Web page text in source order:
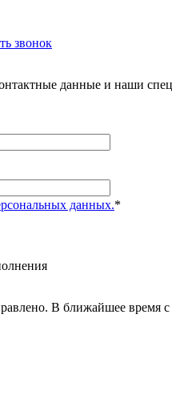
звонок
данные и наши
данных.*
В ближайшее время